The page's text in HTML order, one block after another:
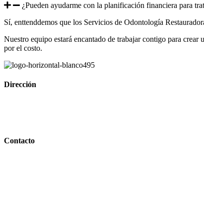
¿Pueden ayudarme con la planificación financiera para
Sí, enttenddemos que los Servicios de Odontología
Nuestro equipo estará encantado de trabajar contigo para
por el costo.
Dirección
Contacto